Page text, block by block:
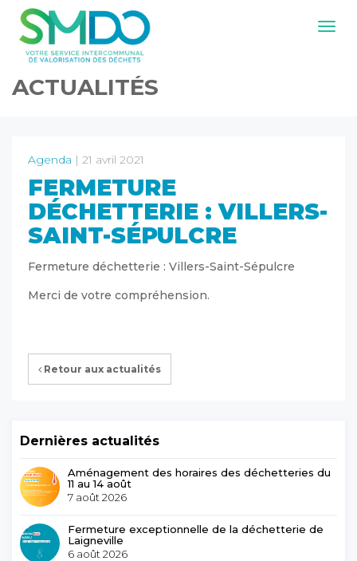
ACTUALITÉS
Agenda | 21 avril 2021
FERMETURE
DÉCHETTERIE : VILLERS-
SAINT-SÉPULCRE
Fermeture déchetterie : Villers-Saint-Sépulcre
Merci de votre compréhension.
Retour aux actualités
Dernières actualités
Aménagement des horaires des déchetteries du
11 au 14 août
7 août 2026
Fermeture exceptionnelle de la déchetterie de
Laigneville
6 août 2026